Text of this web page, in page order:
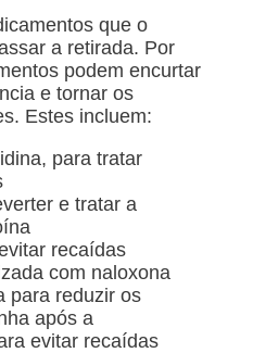
que o
a retirada. Por
podem encurtar
e tornar os
Estes incluem:
para tratar
e tratar a
recaídas
com naloxona
para reduzir os
após a
evitar recaídas